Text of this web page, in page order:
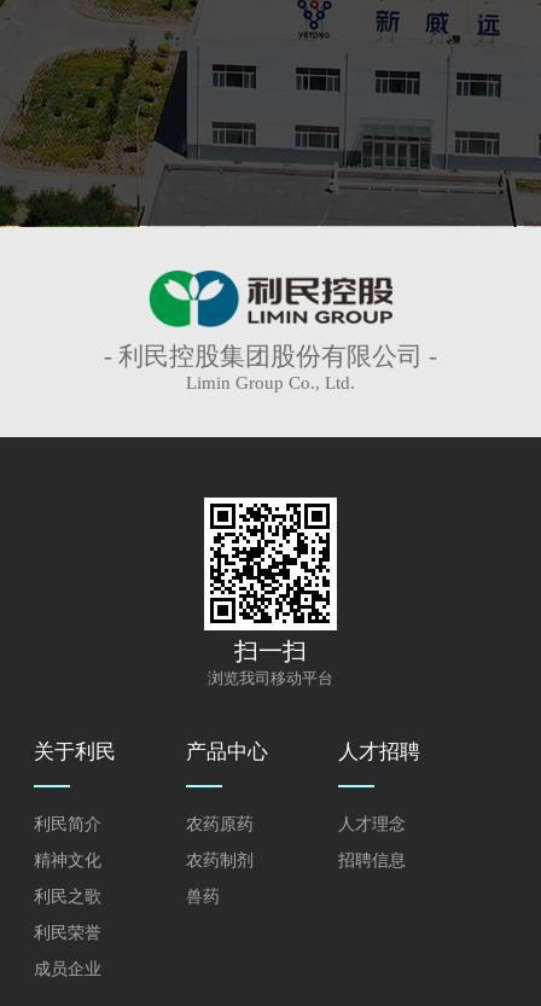
- 利民控股集团股份有限公司 -
Limin Group Co., Ltd.
扫一扫
浏览我司移动平台
关于利民
利民简介
精神文化
利民之歌
利民荣誉
成员企业
产品中心
农药原药
农药制剂
兽药
人才招聘
人才理念
招聘信息